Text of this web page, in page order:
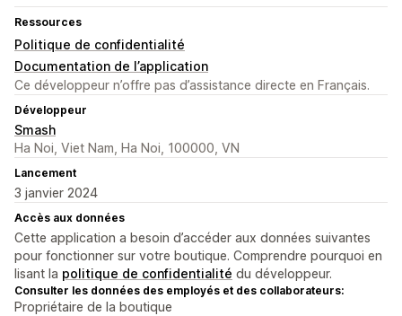
Ressources
Politique de confidentialité
Documentation de l’application
Ce développeur n’offre pas d’assistance directe en Français.
Développeur
Smash
Ha Noi, Viet Nam, Ha Noi, 100000, VN
Lancement
3 janvier 2024
Accès aux données
Cette application a besoin d’accéder aux données suivantes
pour fonctionner sur votre boutique. Comprendre pourquoi en
lisant la politique de confidentialité du développeur.
Consulter les données des employés et des collaborateurs:
Propriétaire de la boutique